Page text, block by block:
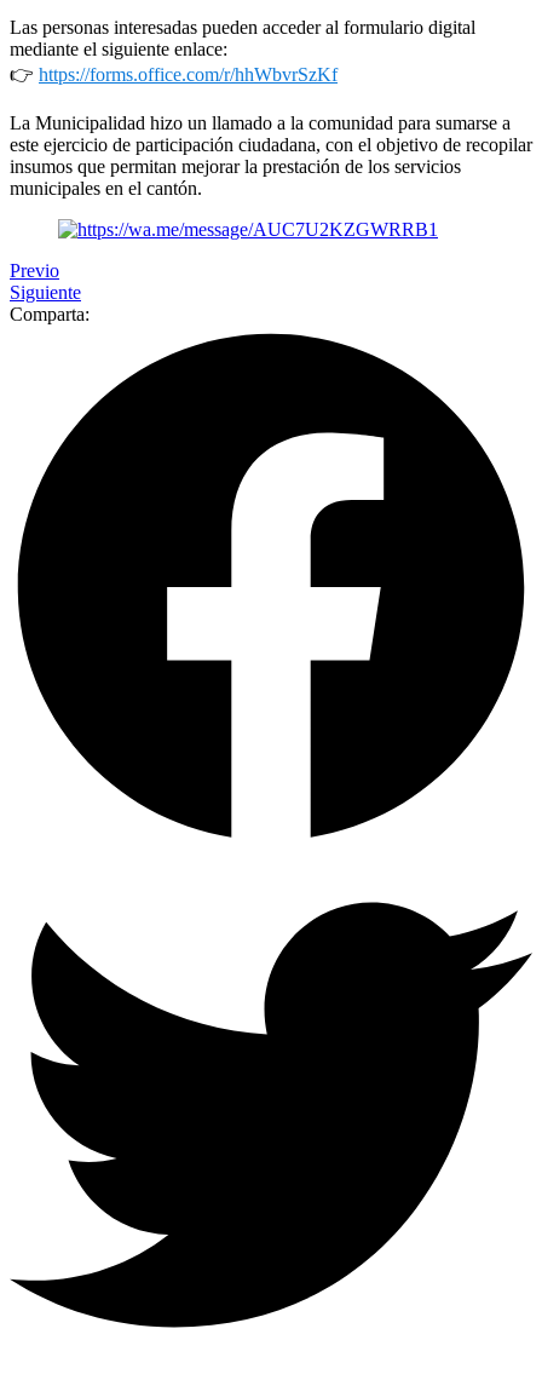
Las personas interesadas pueden acceder al formulario digital
mediante el siguiente enlace:
👉 https://forms.office.com/r/hhWbvrSzKf
La Municipalidad hizo un llamado a la comunidad para sumarse a
este ejercicio de participación ciudadana, con el objetivo de recopilar
insumos que permitan mejorar la prestación de los servicios
municipales en el cantón.
Previo
Siguiente
Comparta: